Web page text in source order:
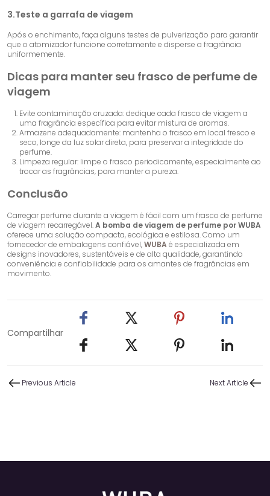
3.Teste a garrafa de viagem
Após o enchimento, faça alguns testes de pulverização para garantir
que o atomizador funcione corretamente e disperse a fragrância
uniformemente.
Dicas para manter seu frasco de perfume de
viagem
Evite contaminação cruzada: dedique cada frasco de viagem a
uma fragrância específica para evitar mistura de aromas.
Armazene adequadamente: mantenha o frasco em local fresco e
seco, longe da luz solar direta, para preservar a integridade do
perfume.
Limpeza regular: limpe o frasco periodicamente, especialmente ao
trocar as fragrâncias, para manter a pureza.
Conclusão
Carregar perfume durante a viagem é fácil com um frasco de perfume
de viagem recarregável.A bomba de viagem de perfume por WUBA
oferece uma solução compacta, ecológica e estilosa. Como um
fornecedor de embalagens confiável,WUBA é especializada em
designs inovadores, sustentáveis ​​e de alta qualidade, garantindo
conveniência e confiabilidade para os amantes de fragrâncias em
movimento.
Compartilhar
Previous Article Next Article